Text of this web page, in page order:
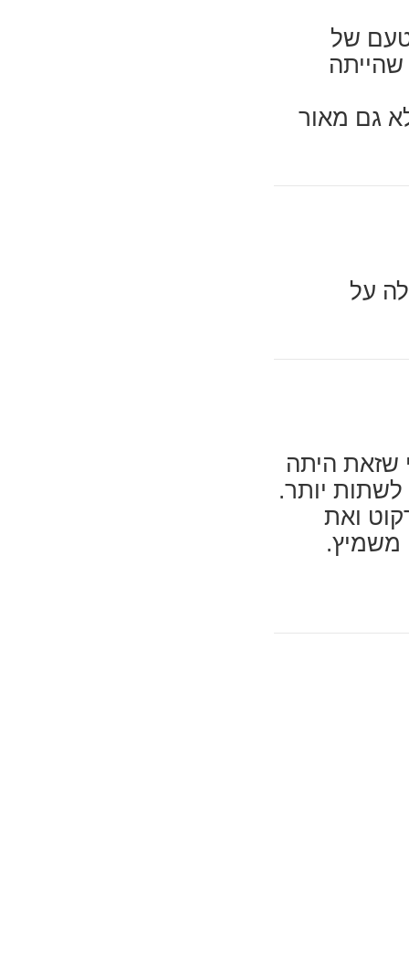
של
שהייתה
גם מאור
על
שזאת היתה
לשתות יותר.
ואת
משמיץ.